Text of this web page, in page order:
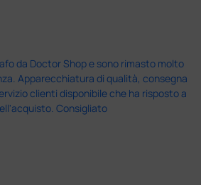
da Doctor Shop e sono rimasto molto
Apparecchiatura di qualità, consegna
clienti disponibile che ha risposto a
Consigliato